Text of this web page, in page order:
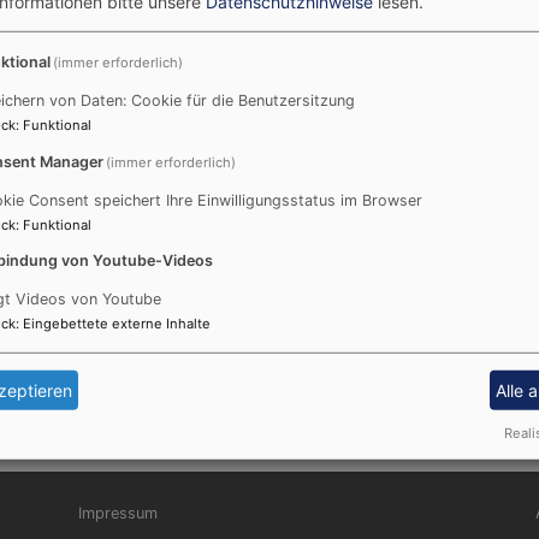
in unserer Pfarrei
Handys und für den PC, die Information und
Sie wird von der Landeskirche befürwortet und zu
Fußbereichsmenü
Impressum
(immer erforderlich)
von Daten: Cookie für die Benutzersitzung
: Funktional
Manager (immer erforderlich)
Consent speichert Ihre Einwilligungsstatus im Browser
: Funktional
von Youtube-Videos
Videos von Youtube
: Eingebettete externe Inhalte
Alle